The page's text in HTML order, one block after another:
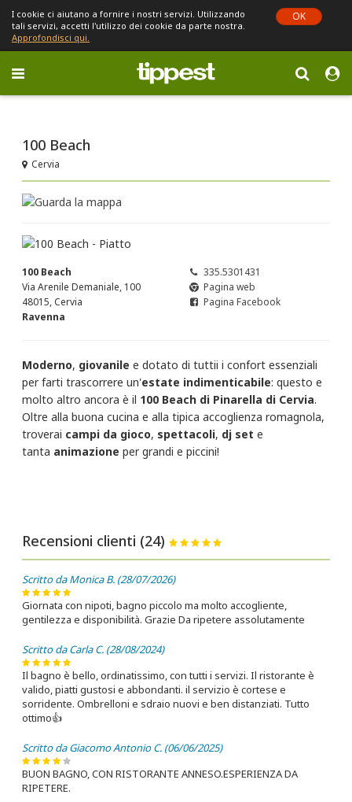
I cookie ci aiutano a fornire i nostri servizi. Utilizzando
tali servizi, accetti l'utilizzo dei cookie da parte nostra.
Approfondisci qui.
OK
Toggle
navigation
100 Beach
Cervia
100 Beach
Via Arenile Demaniale, 100
48015, Cervia
Ravenna
335.5301431
Pagina web
Pagina Facebook
Moderno, giovanilee dotato di tuttii i confort essenziali
per farti trascorrere un'estate indimenticabile: questo e
molto altro ancora è il 100 Beach​ di Pinarella di Cervia.
Oltre alla buona cucina e alla tipica accoglienza romagnola,
troverai campi da gioco, spettacoli, dj sete
tanta animazioneper grandi e piccini!
Recensioni clienti (24)
Scritto da Monica B. (28/07/2026)
Giornata con nipoti, bagno piccolo ma molto accogliente,
gentilezza e disponibilità. Grazie Da ripetere assolutamente
Scritto da Carla C. (28/08/2024)
Il bagno è bello, ordinatissimo, con tutti i servizi. Il ristorante è
valido, piatti gustosi e abbondanti. il servizio è cortese e
sorridente. Ombrelloni e sdraio nuovi e ben distanziati. Tutto
ottimo👍
Scritto da Giacomo Antonio C. (06/06/2025)
BUON BAGNO, CON RISTORANTE ANNESO.ESPERIENZA DA
RIPETERE.